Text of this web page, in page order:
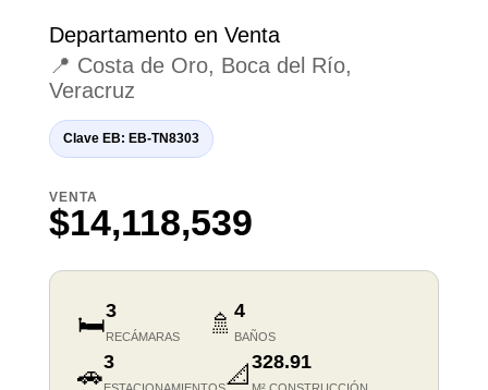
Departamento en Venta
📍 Costa de Oro, Boca del Río,
Veracruz
Clave EB: EB-TN8303
VENTA
$14,118,539
🛏️3
RECÁMARAS 🚿 4
BAÑOS
🚗3 📐 328.91